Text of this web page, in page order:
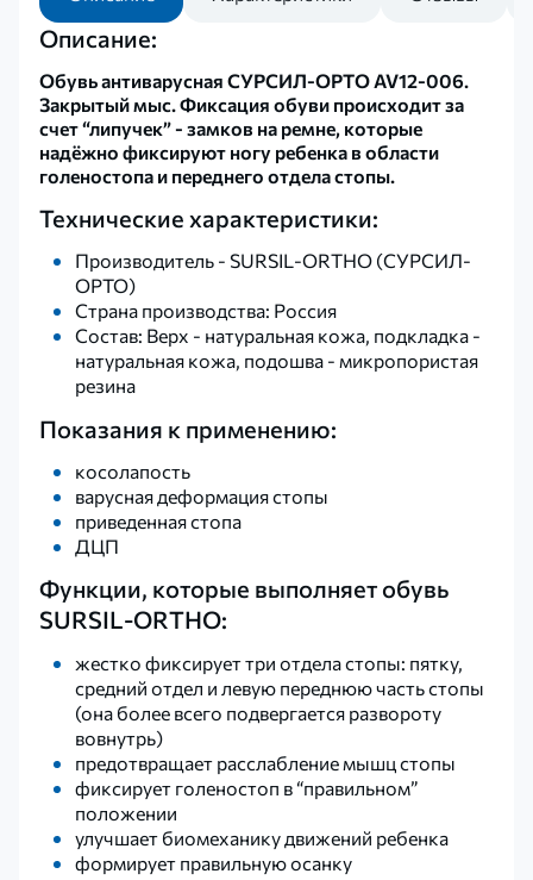
Описание:
Обувь антиварусная СУРСИЛ-ОРТО AV12-006.
Закрытый мыс. Фиксация обуви происходит за
счет “липучек” - замков на ремне, которые
надёжно фиксируют ногу ребенка в области
голеностопа и переднего отдела стопы.
Технические характеристики:
Производитель - SURSIL-ORTHO (СУРСИЛ-
ОРТО)
Страна производства: Россия
Состав: Верх - натуральная кожа, подкладка -
натуральная кожа, подошва - микропористая
резина
Показания к применению:
косолапость
варусная деформация стопы
приведенная стопа
ДЦП
Функции, которые выполняет обувь
SURSIL-ORTHO:
жестко фиксирует три отдела стопы: пятку,
средний отдел и левую переднюю часть стопы
(она более всего подвергается развороту
вовнутрь)
предотвращает расслабление мышц стопы
фиксирует голеностоп в “правильном”
положении
улучшает биомеханику движений ребенка
формирует правильную осанку